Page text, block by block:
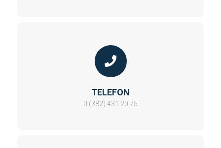
TELEFON
0 (382) 431 20 75